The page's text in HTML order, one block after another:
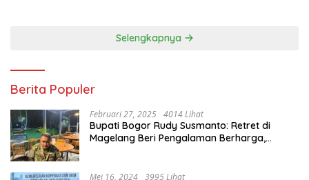
Selengkapnya
Berita Populer
Februari 27, 2025 4014 Lihat
Bupati Bogor Rudy Susmanto: Retret di
Magelang Beri Pengalaman Berharga,
Mei 16, 2024 3995 Lihat